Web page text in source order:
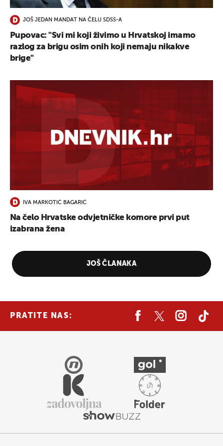
JOŠ JEDAN MANDAT NA ČELU SDSS-A
Pupovac: "Svi mi koji živimo u Hrvatskoj imamo
razlog za brigu osim onih koji nemaju nikakve
brige"
IVA MARKOTIĆ BAGARIĆ
Na čelo Hrvatske odvjetničke komore prvi put
izabrana žena
JOŠ ČLANAKA
PRATITE NAS: